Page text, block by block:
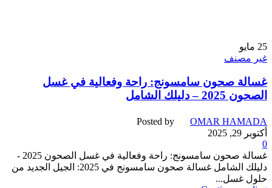
25 مايو
غير مصنف
غسالة صحون سامسونج: راحة وفعالية في غسل
الصحون 2025 – دليلك الشامل
Posted by
OMAR HAMADA
أكتوبر 29, 2025
0
غسالة صحون سامسونج: راحة وفعالية في غسل الصحون 2025 -
دليلك الشامل غسالة صحون سامسونج في 2025: الجيل الجديد من
حلول غسل...